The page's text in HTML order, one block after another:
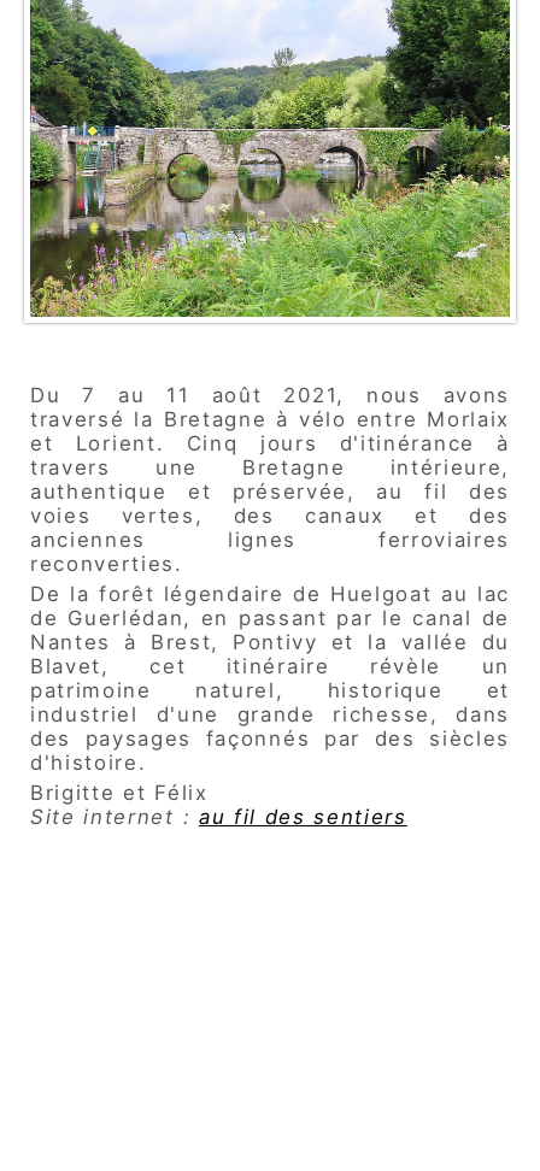
Du 7 au 11 août 2021, nous avons
traversé la Bretagne à vélo entre Morlaix
et Lorient. Cinq jours d'itinérance à
travers une Bretagne intérieure,
authentique et préservée, au fil des
voies vertes, des canaux et des
anciennes lignes ferroviaires
reconverties.
De la forêt légendaire de Huelgoat au lac
de Guerlédan, en passant par le canal de
Nantes à Brest, Pontivy et la vallée du
Blavet, cet itinéraire révèle un
patrimoine naturel, historique et
industriel d'une grande richesse, dans
des paysages façonnés par des siècles
d'histoire.
Brigitte et Félix
Site internet : au fil des sentiers